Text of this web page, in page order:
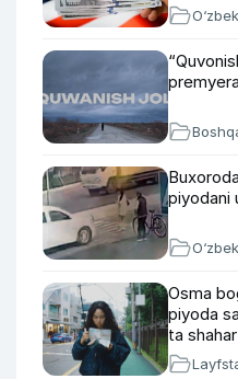
piyodani
Osma
piyoda
ta shahar